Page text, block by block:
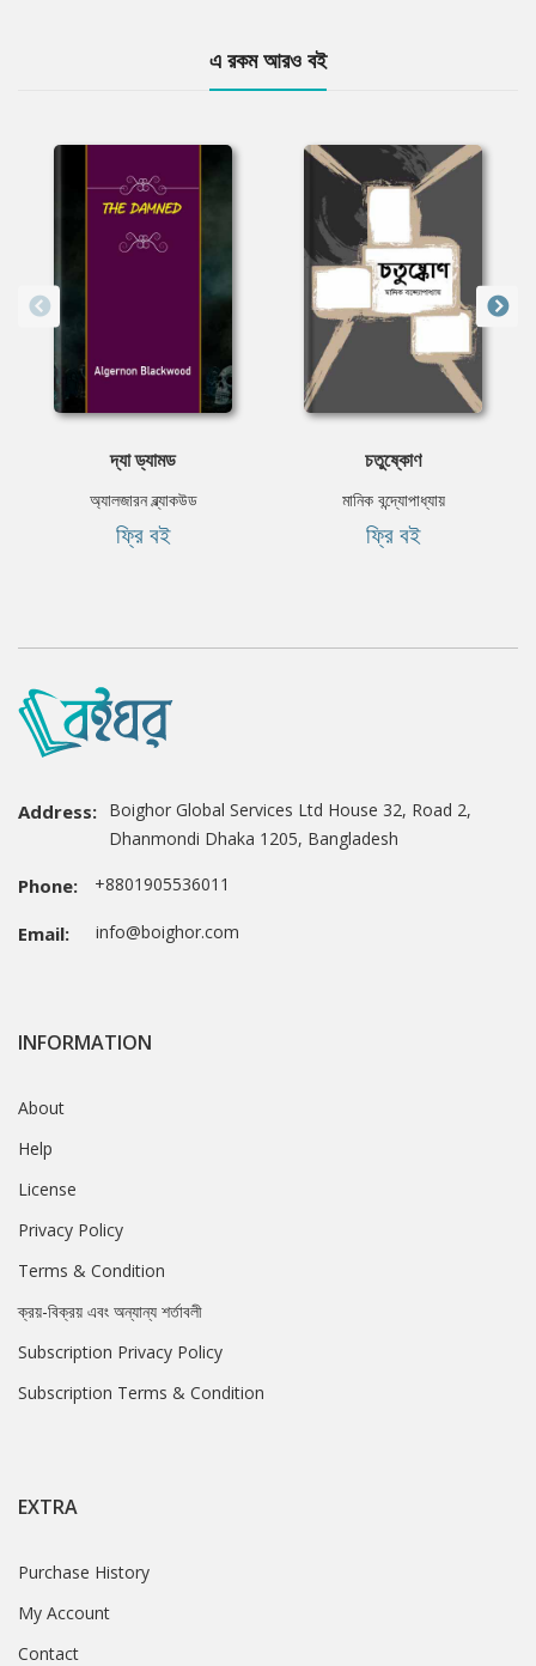
এ রকম আরও বই
দ্যা ড্যামড
অ্যালজারন ব্ল্যাকউড
ফ্রি বই
চতুষ্কোণ
মানিক বন্দ্যোপাধ্যায়
ফ্রি বই
Address: Boighor Global Services Ltd House 32, Road 2,
Dhanmondi Dhaka 1205, Bangladesh
Phone: +8801905536011
Email: info@boighor.com
INFORMATION
About
Help
License
Privacy Policy
Terms & Condition
ক্রয়-বিক্রয় এবং অন্যান্য শর্তাবলী
Subscription Privacy Policy
Subscription Terms & Condition
EXTRA
Purchase History
My Account
Contact